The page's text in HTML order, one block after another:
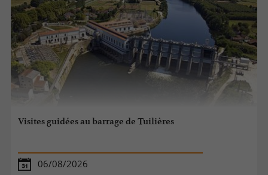
Visites guidées au barrage de Tuilières
06/08/2026